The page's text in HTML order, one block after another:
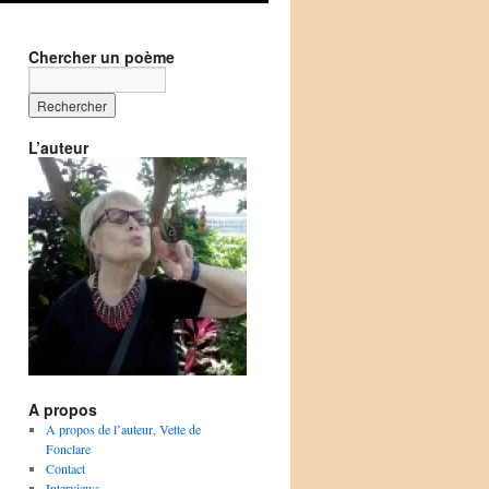
Chercher un poème
L’auteur
A propos
A propos de l’auteur, Vette de
Fonclare
Contact